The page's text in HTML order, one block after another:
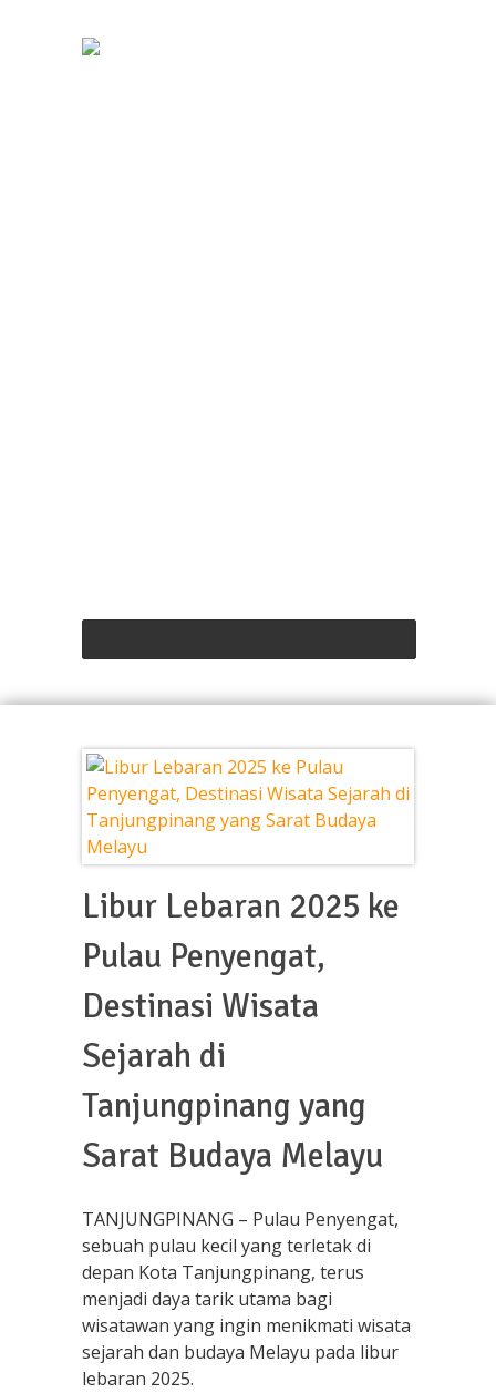
Libur Lebaran 2025 ke
Pulau Penyengat,
Destinasi Wisata
Sejarah di
Tanjungpinang yang
Sarat Budaya Melayu
TANJUNGPINANG – Pulau Penyengat,
sebuah pulau kecil yang terletak di
depan Kota Tanjungpinang, terus
menjadi daya tarik utama bagi
wisatawan yang ingin menikmati wisata
sejarah dan budaya Melayu pada libur
lebaran 2025.